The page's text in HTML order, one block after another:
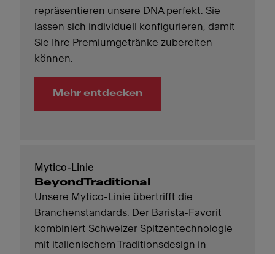
repräsentieren unsere DNA perfekt. Sie
lassen sich individuell konfigurieren, damit
Sie Ihre Premiumgetränke zubereiten
können.
Mehr entdecken
Mytico-Linie
BeyondTraditional
Unsere Mytico-Linie übertrifft die
Branchenstandards. Der Barista-Favorit
kombiniert Schweizer Spitzentechnologie
mit italienischem Traditionsdesign in